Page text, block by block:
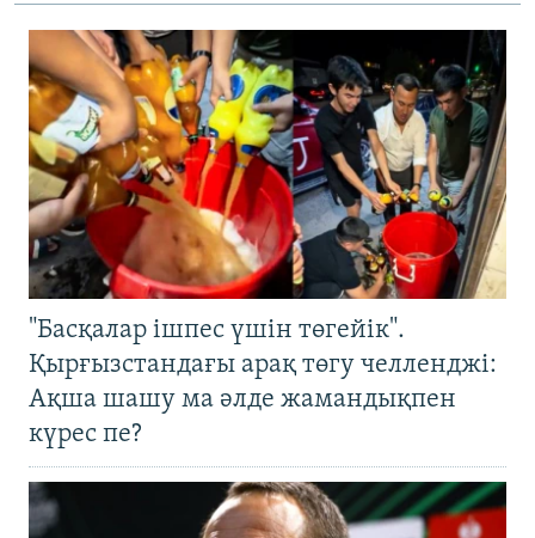
"Басқалар ішпес үшін төгейік".
Қырғызстандағы арақ төгу челленджі:
Ақша шашу ма әлде жамандықпен
күрес пе?